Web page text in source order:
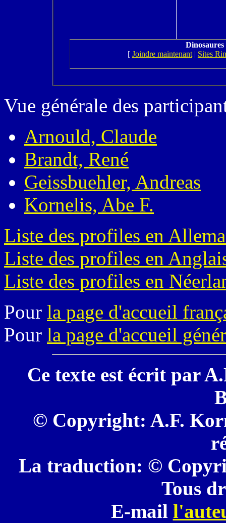
[ Joindre maintenant| Sites
Vue générale des
Arnould, Claude
Brandt, René
Geissbuehler, Andreas
Kornelis, Abe F.
Liste des profiles en
Liste des profiles en
Liste des profiles en
Pour la page d'accueil
Pour la page d'accueil
Ce texte est écrit par
© Copyright: A.F.
La traduction: ©
Tous
E-mail